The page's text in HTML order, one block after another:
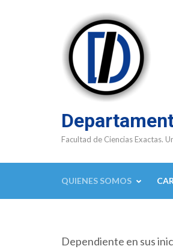
Facultad de Ciencias Exactas.
QUIENES SOMOS
Dependiente en sus